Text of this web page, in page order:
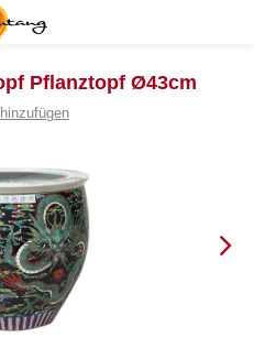
Pflanztopf Ø43cm